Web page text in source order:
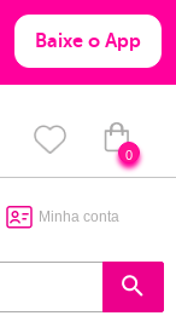
Baixe o App
0
Minha conta